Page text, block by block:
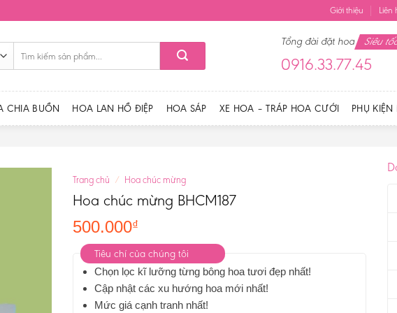
Giới thiệu Liên
kiếm:
Tổng đài đặt hoa Siêu
0916.33.77.45
CHIA BUỒN HOA LAN HỒ ĐIỆP HOA SÁP XE HOA – TRÁP HOA CƯỚI PHỤ
Trang chủ / Hoa chúc mừng
Hoa chúc mừng BHCM187
500.000₫
Tiêu chí của chúng tôi
Chọn lọc kĩ lưỡng từng bông hoa tươi đẹp nhất!
Cập nhật các xu hướng hoa mới nhất!
Mức giá cạnh tranh nhất!